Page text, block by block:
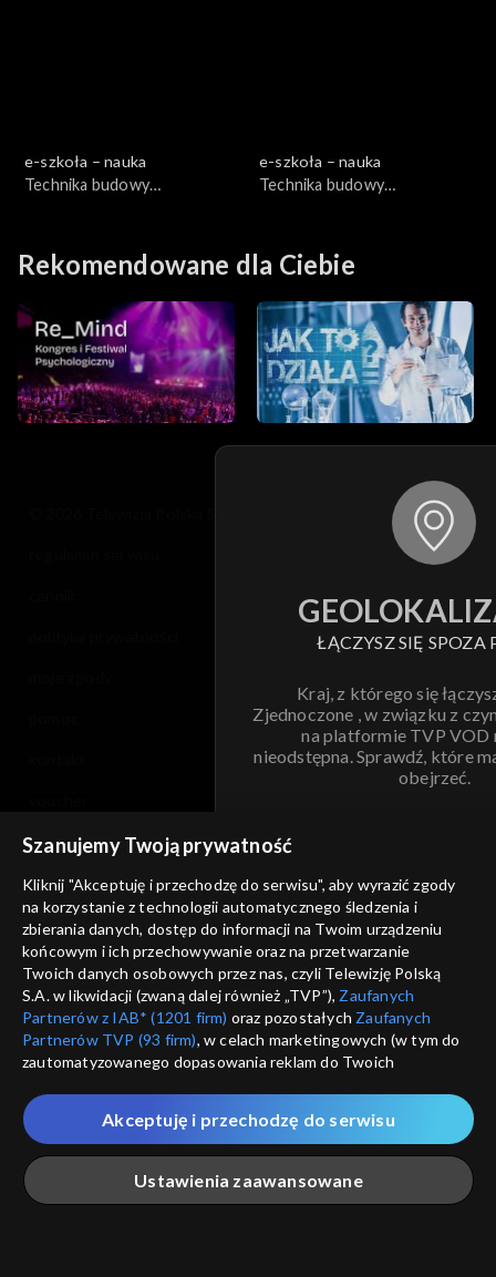
e-szkoła – nauka
Technika budowy
e-szkoła – nauka
Technika budowy
Rekomendowane dla Ciebie
ŁĄCZYSZ SIĘ SPOZA
Kraj, z którego się
Zjednoczone , w związku z
na platformie TVP VOD
nieodstępna. Sprawdź, które
obejrzeć.
ANULUJ
dostępność
informacje o dostawcy usług
Szanujemy Twoją prywatność
Kliknij "Akceptuję i przechodzę do serwisu", aby wyrazić zgody
na korzystanie z technologii automatycznego śledzenia i
zbierania danych, dostęp do informacji na Twoim urządzeniu
końcowym i ich przechowywanie oraz na przetwarzanie
Twoich danych osobowych przez nas, czyli Telewizję Polską
S.A. w likwidacji (zwaną dalej również „TVP”), Zaufanych
Partnerów z IAB* (1201 firm) oraz pozostałych Zaufanych
Partnerów TVP (93 firm), w celach marketingowych (w tym do
zautomatyzowanego dopasowania reklam do Twoich
które wskazujemy poniżej, a także zgody na udostępnianie
przez nas identyfikatora PPID do Google.
Twoje dane osobowe zbierane podczas odwiedzania przez
Ciebie naszych
poszczególnych serwisówzwanych dalej
„Portalem”, w tym informacje zapisywane za pomocą
Ustawienia zaawansowane
Akceptuję i przechodzę do serwisu